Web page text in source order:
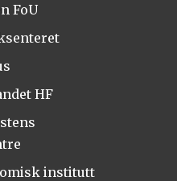
FoU
HF
institutt